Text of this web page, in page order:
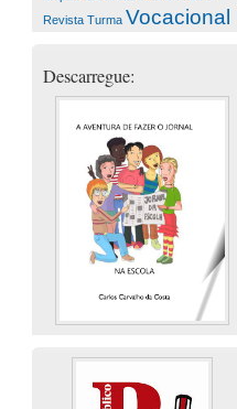
Revista Turma Vocacional
Descarregue: